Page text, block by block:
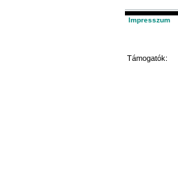
Impresszum
Támogatók: